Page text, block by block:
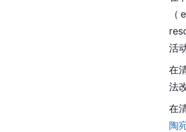
活
在
法
在
陶